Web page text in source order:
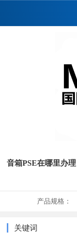
音箱PSE在哪里办理
产品规格：
关键词